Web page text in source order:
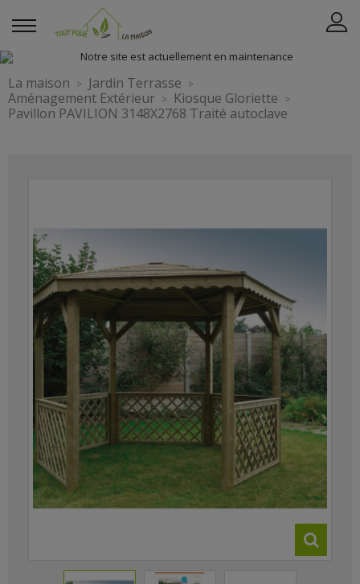
La maison
Jardin Terrasse
Aménagement Extérieur
Kiosque Gloriette
Pavillon PAVILION 3148X2768 Traité autoclave